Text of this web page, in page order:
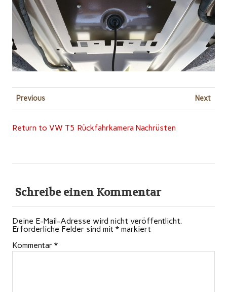
Previous Next
Return to VW T5 Rückfahrkamera Nachrüsten
Schreibe einen Kommentar
Deine E-Mail-Adresse wird nicht veröffentlicht.
Erforderliche Felder sind mit * markiert
Kommentar *